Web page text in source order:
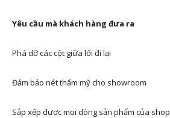
Yêu cầu mà khách hàng đưa ra
Phá dỡ các cột giữa lối đi lại
Đảm bảo nét thẩm mỹ cho showroom
Sắp xếp được mọi dòng sản phẩm của shop